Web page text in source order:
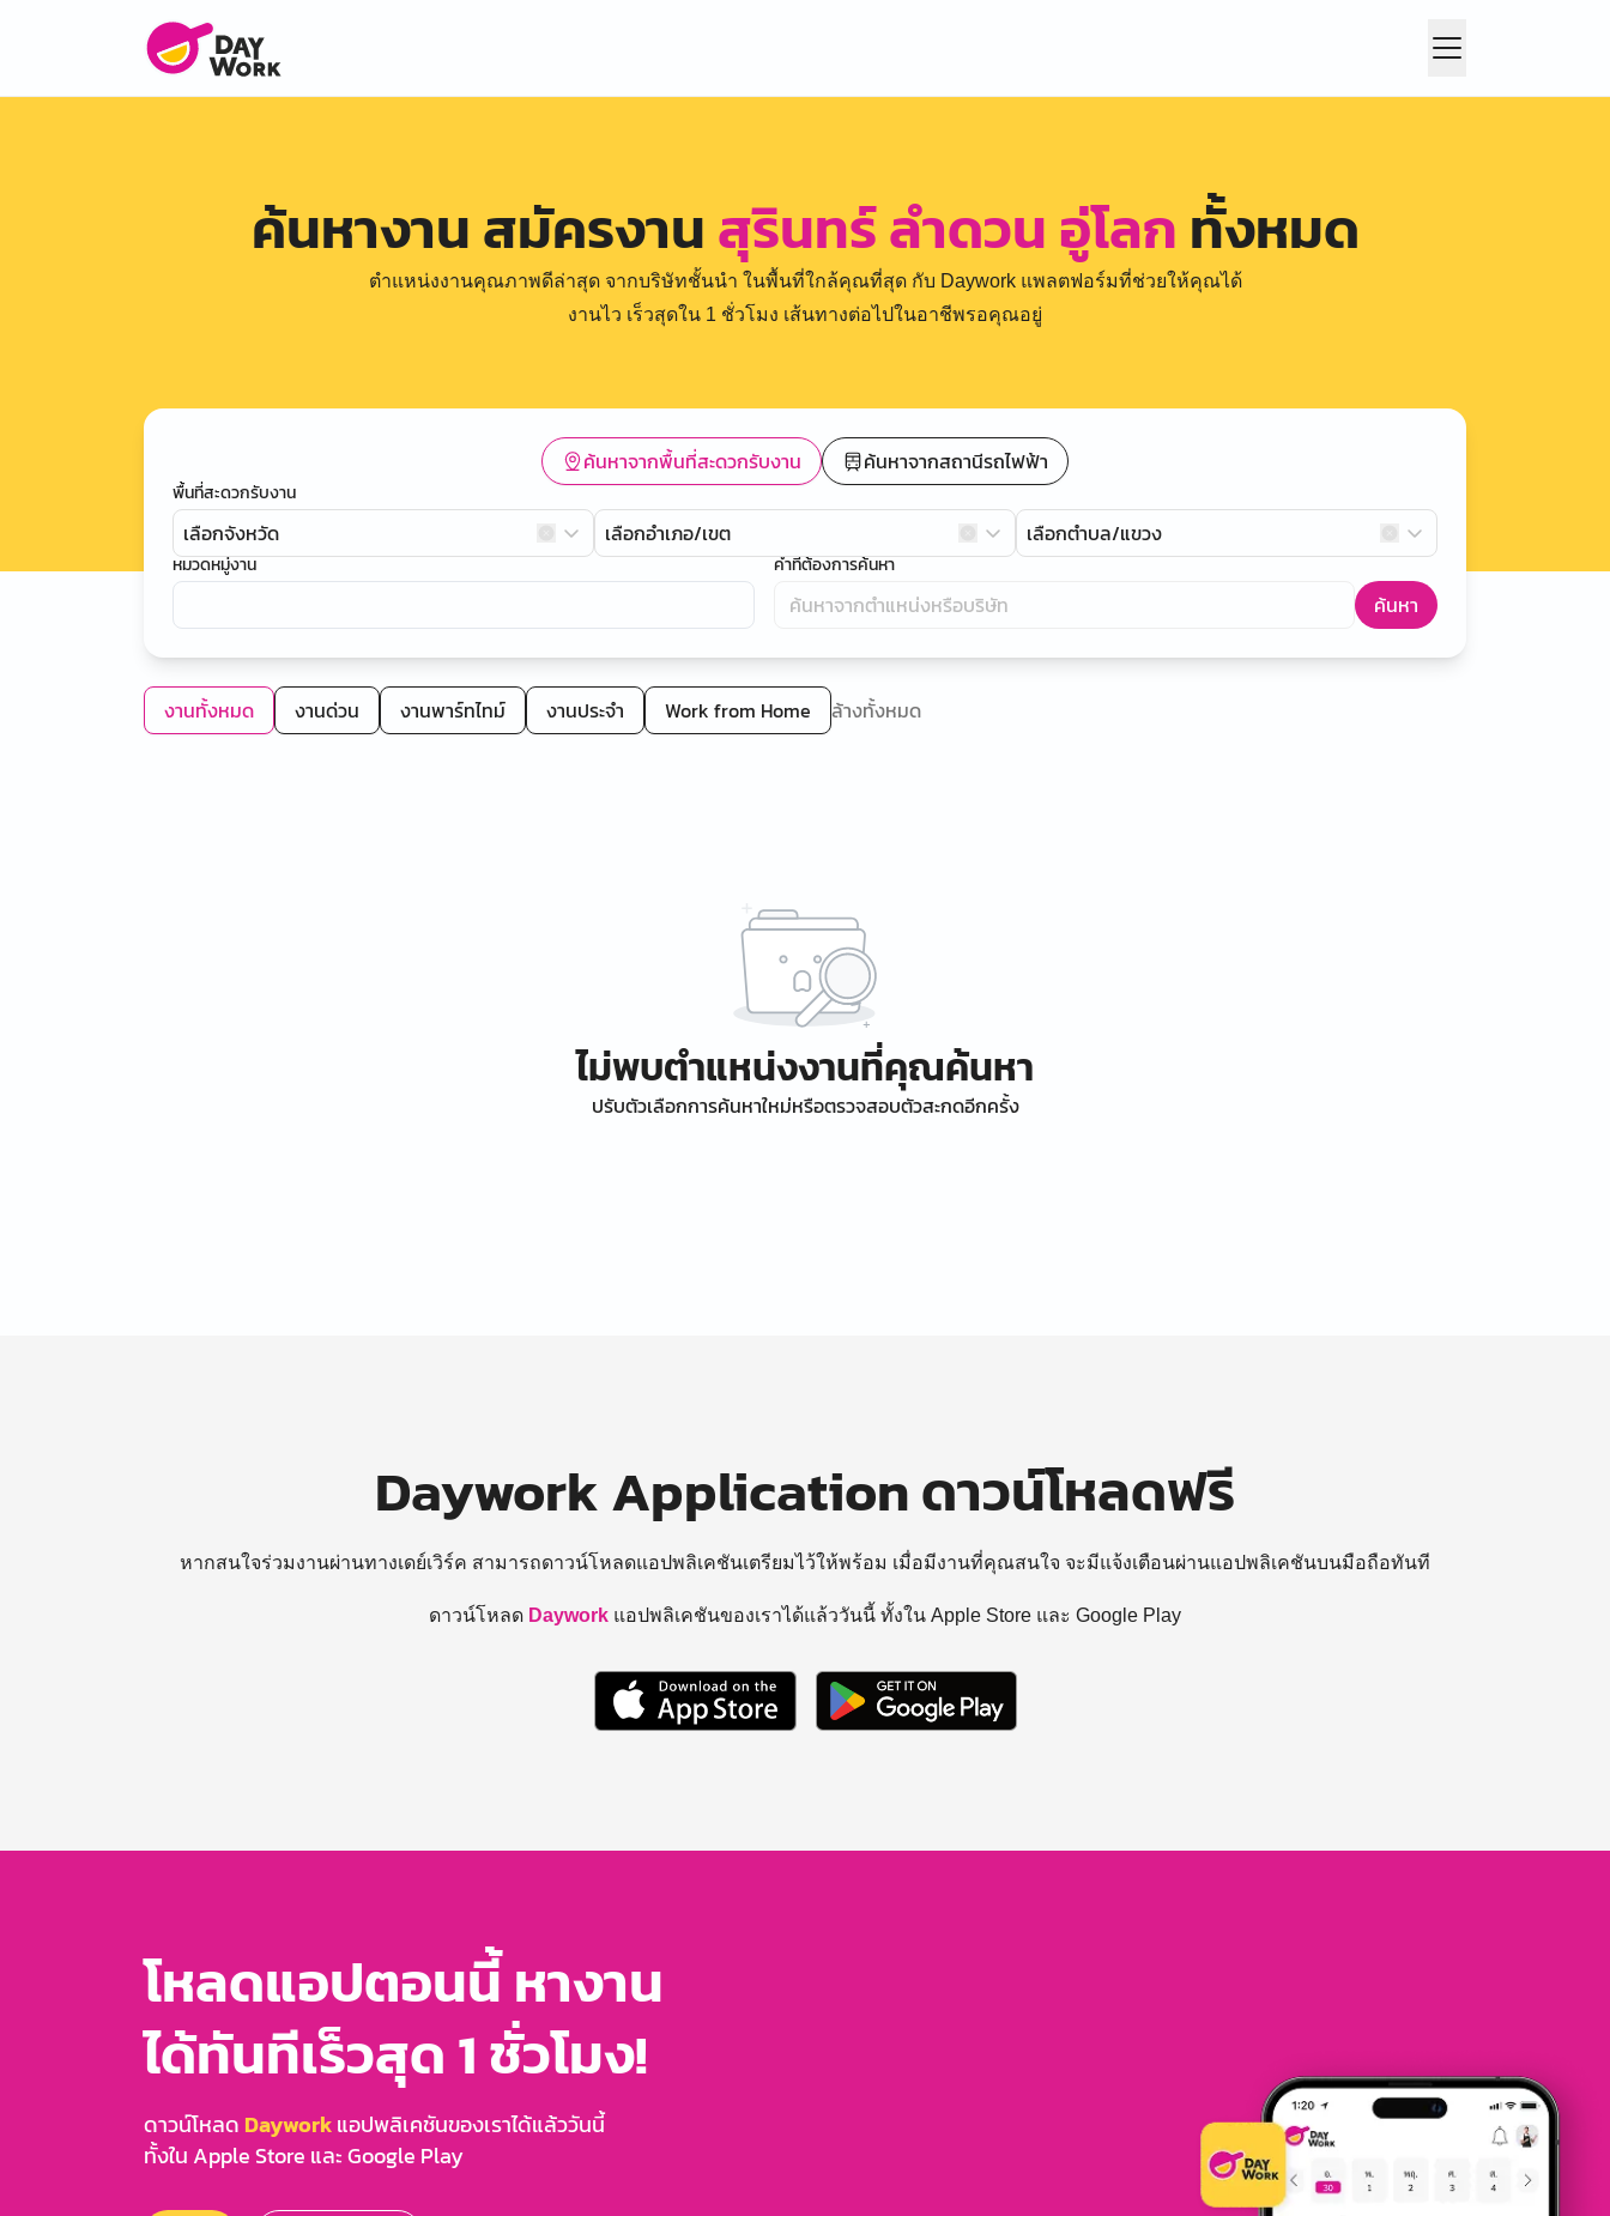
ค้นหางาน สมัครงานสุรินทร์ ลำดวน อู่โลก ทั้งหมด
ตำแหน่งงานคุณภาพดีล่าสุด จากบริษัทชั้นนำ ในพื้นที่ใกล้คุณที่สุด กับ Daywork แพลตฟอร์มที่ช่วยให้คุณได้
งานไว เร็วสุดใน 1 ชั่วโมง เส้นทางต่อไปในอาชีพรอคุณอยู่
ค้นหาจากพื้นที่สะดวกรับงาน ค้นหาจากสถานีรถไฟฟ้า
พื้นที่สะดวกรับงาน
เลือกจังหวัด เลือกอำเภอ/เขต เลือกตำบล/แขวง
หมวดหมู่งาน คำที่ต้องการค้นหา
ค้นหา
งานทั้งหมด งานด่วน งานพาร์ทไทม์ งานประจำ Work from Home ล้างทั้งหมด
ไม่พบตำแหน่งงานที่คุณค้นหา
ปรับตัวเลือกการค้นหาใหม่หรือตรวจสอบตัวสะกดอีกครั้ง
Daywork Application ดาวน์โหลดฟรี
หากสนใจร่วมงานผ่านทางเดย์เวิร์ค สามารถดาวน์โหลดแอปพลิเคชันเตรียมไว้ให้พร้อม เมื่อมีงานที่คุณสนใจ จะมีแจ้งเตือนผ่านแอปพลิเคชันบนมือถือทันที
ดาวน์โหลด Daywork แอปพลิเคชันของเราได้แล้ววันนี้ ทั้งใน Apple Store และ Google Play
โหลดแอปตอนนี้ หางาน
ได้ทันทีเร็วสุด 1 ชั่วโมง!
ดาวน์โหลด Dayworkแอปพลิเคชันของเราได้แล้ววันนี้
ทั้งใน Apple Store และ Google Play